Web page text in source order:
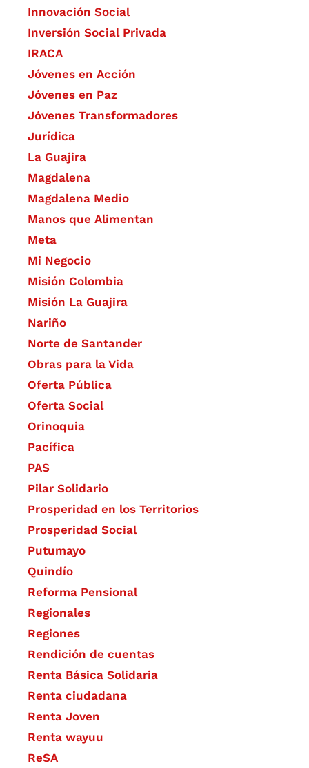
​Innovación Social
Inversión Social Privada
IRACA
Jóvenes en Acción
Jóvenes en Paz
Jóvenes Transformadores
Jurídica
La Guajira
Magdalena
Magdalena Medio
Manos que Alimentan
Meta
Mi Negocio
Misión Colombia
Misión La Guajira
Nariño
Norte de Santander
Obras para la Vida
Oferta Pública
Oferta Social​​
Orinoquia
Pacífica
PAS
Pilar Solidario
Prosperidad en los Territorios
Prosperidad Social
Putumayo
Quindío
Reforma Pensional
Regionales
Regiones
Rendición de cuentas
Renta Básica Solidaria
Renta ciudadana
Renta Joven
Renta wayuu
ReSA